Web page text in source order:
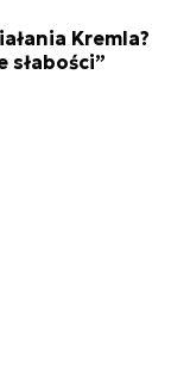
Kremla?
słabości”